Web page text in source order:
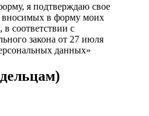
я подтверждаю свое
вносимых в форму моих
соответствии с
закона от 27 июля
данных»